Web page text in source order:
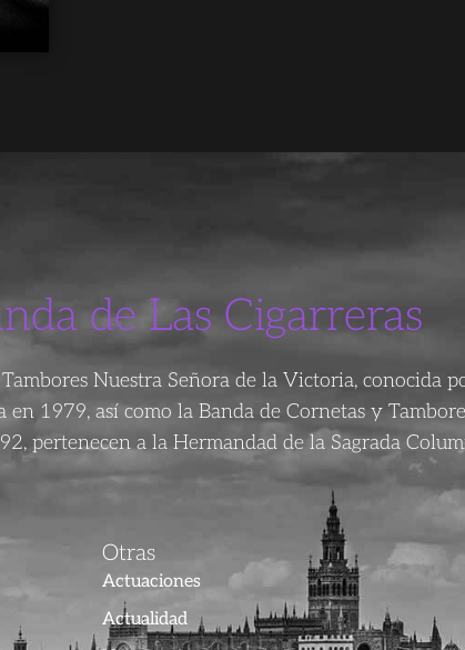
de Las Cigarreras
Nuestra Señora de la Victoria, conocida
en 1979, así como la Banda de Cornetas y
pertenecen a la Hermandad de la Sagrada
Otras
Actuaciones
Actualidad